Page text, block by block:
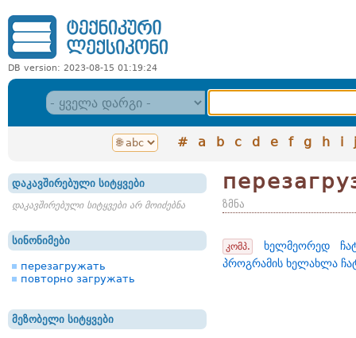
DB version: 2023-08-15 01:19:24
# a b c d e f g h i j
დაკავშირებული სიტყვები
დაკავშირებული სიტყვები არ მოიძებნა
სინონიმები
перезагружать
повторно загружать
მეზობელი სიტყვები
ზმნა
კომპ.
ხელმეორედ
პროგრამის ხელახლა